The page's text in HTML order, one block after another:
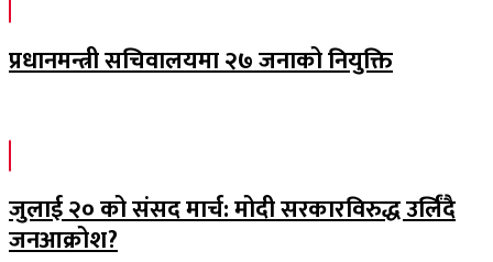
प्रधानमन्त्री सचिवालयमा २७ जनाको नियुक्ति
जुलाई २० को संसद मार्च: मोदी सरकारविरुद्ध उर्लिंदै
जनआक्रोश?